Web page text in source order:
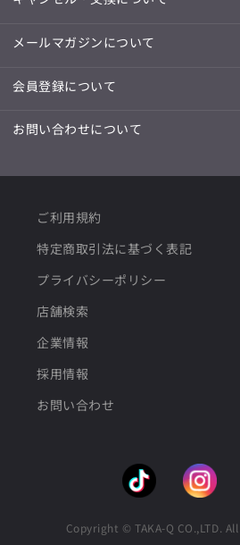
メールマガジンについて
会員登録について
お問い合わせについて
ご利用規約
特定商取引法に基づく表記
プライバシーポリシー
店舗検索
企業情報
採用情報
お問い合わせ
Copyright © TAKA-Q CO.,LTD.